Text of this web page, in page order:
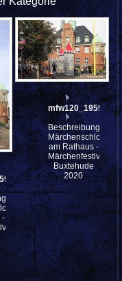
-
mfw120_195908
Beschreibung:
Märchenschloss
am Rathaus -
Märchenfestival
Buxtehude
2020